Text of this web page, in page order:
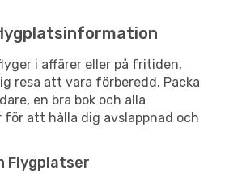
i affärer eller på fritiden,
resa att vara förberedd. Packa
en bra bok och alla
att hålla dig avslappnad och
Flygplatser